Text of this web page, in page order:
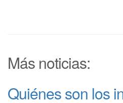
Más noticias:
Quiénes son los